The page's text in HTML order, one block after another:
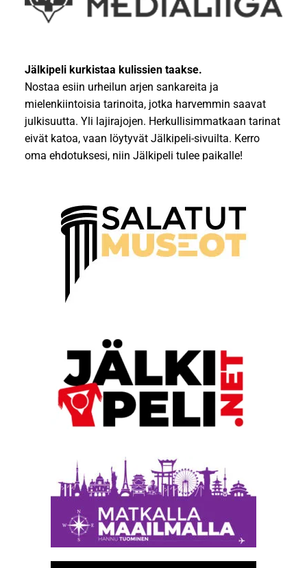
Jälkipeli kurkistaa kulissien taakse.
Nostaa esiin urheilun arjen sankareita ja
mielenkiintoisia tarinoita, jotka harvemmin saavat
julkisuutta. Yli lajirajojen. Herkullisimmatkaan tarinat
eivät katoa, vaan löytyvät Jälkipeli-sivuilta. Kerro
oma ehdotuksesi, niin Jälkipeli tulee paikalle!